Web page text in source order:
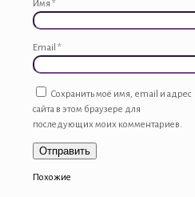
Имя *
Email *
Сохранить моё имя, email и адрес
сайта в этом браузере для
последующих моих комментариев.
Похожие